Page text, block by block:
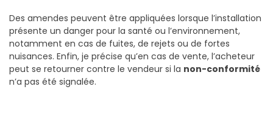
Des amendes peuvent être appliquées lorsque l’installation
présente un danger pour la santé ou l’environnement,
notamment en cas de fuites, de rejets ou de fortes
nuisances. Enfin, je précise qu’en cas de vente, l’acheteur
peut se retourner contre le vendeur si la non-conformité
n’a pas été signalée.